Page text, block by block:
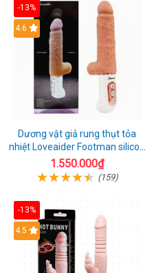
-13%
Hot
4.6
Dương vật giả rung thụt tỏa
nhiệt Loveaider Footman silicon
an toàn
1.550.000₫
(159)
-13%
Hot
4.5